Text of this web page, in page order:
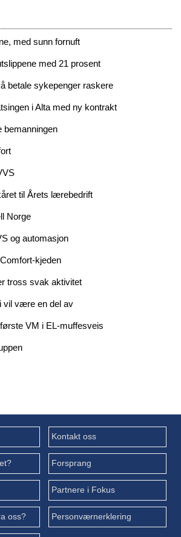
med sunn fornuft
med 21 prosent
betale sykepenger raskere
i Alta med ny kontrakt
bemanningen
til Årets lærebedrift
Norge
og automasjon
kjeden
tross svak aktivitet
vil være en del av
VM i EL-muffesveis
Kontakt oss
Forsprang
Partnere i Fokus
oss? Personværnerklering